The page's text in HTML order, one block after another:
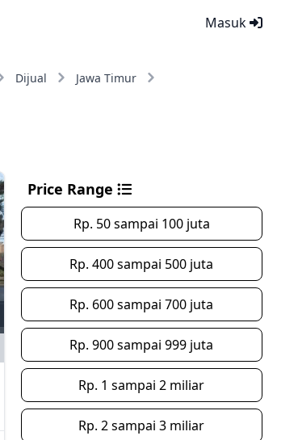
Masuk
Dijual
Jawa Timur
Price Range
Rp. 50 sampai 100 juta
Rp. 400 sampai 500 juta
Rp. 600 sampai 700 juta
Rp. 900 sampai 999 juta
Rp. 1 sampai 2 miliar
Rp. 2 sampai 3 miliar